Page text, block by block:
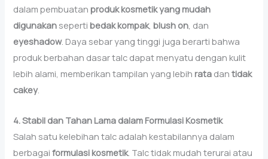
dalam pembuatanproduk kosmetik yang mudah
digunakan sepertibedak kompak,blush on, dan
eyeshadow. Daya sebar yang tinggi juga berarti bahwa
produk berbahan dasar talc dapat menyatu dengan kulit
lebih alami, memberikan tampilan yang lebih rata dantidak
cakey.
4. Stabil dan Tahan Lama dalam Formulasi Kosmetik
Salah satu kelebihan talc adalah kestabilannya dalam
berbagaiformulasi kosmetik. Talc tidak mudah terurai atau